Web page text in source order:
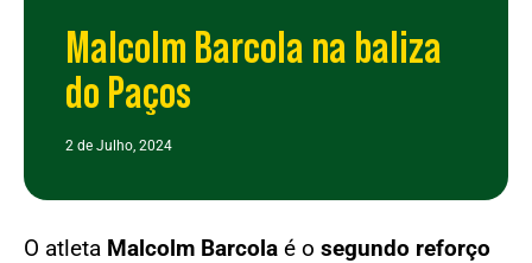
Malcolm Barcola na baliza
do Paços
2 de Julho, 2024
O atleta Malcolm Barcola é o segundo reforço